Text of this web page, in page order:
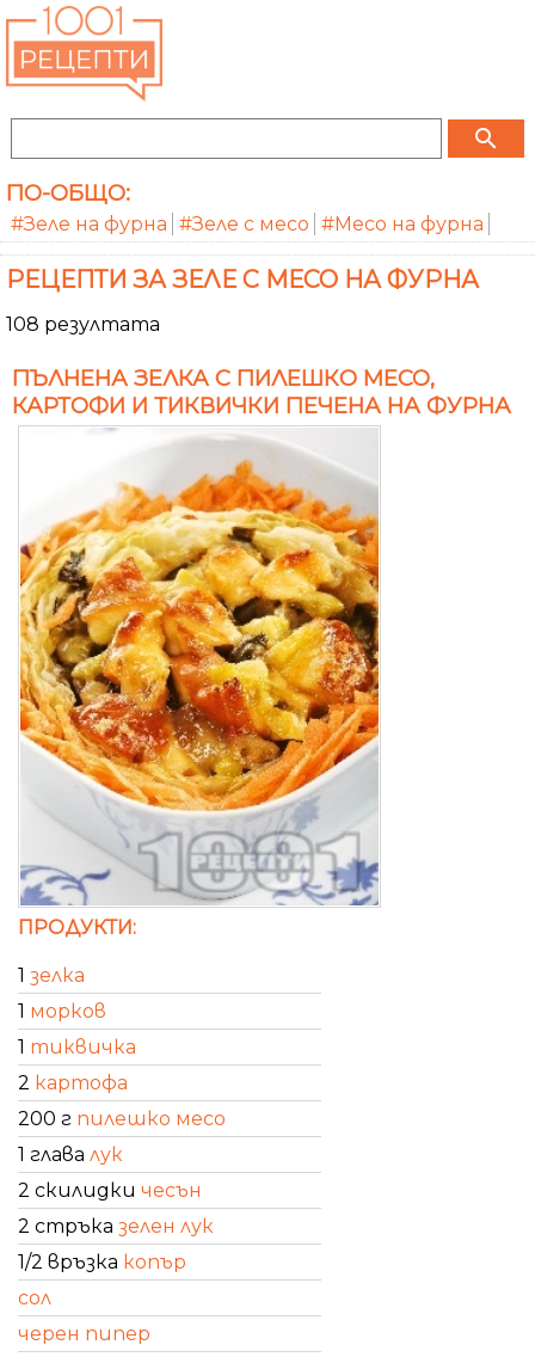
search
ПО-ОБЩО:
#Зеле на фурна #Зеле с месо #Месо на фурна
РЕЦЕПТИ ЗА ЗЕЛЕ С МЕСО НА ФУРНА
108 резултата
ПЪЛНЕНА ЗЕЛКА С ПИЛЕШКО МЕСО,
КАРТОФИ И ТИКВИЧКИ ПЕЧЕНА НА ФУРНА
ПРОДУКТИ:
1 зелка
1 морков
1 тиквичка
2 картофа
200 г пилешко месо
1 глава лук
2 скилидки чесън
2 стръка зелен лук
1/2 връзка копър
сол
черен пипер